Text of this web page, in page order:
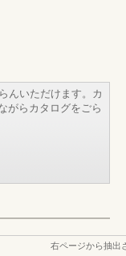
んいただけます。カ
がらカタログをごら
右ページから抽出